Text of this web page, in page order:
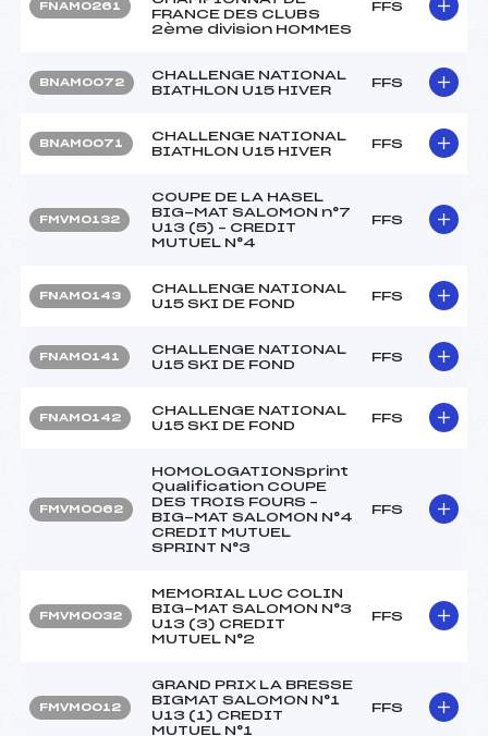
FNAM0261
FRANCE DES CLUBS
2ème division HOMMES
FFS
BNAM0072
CHALLENGE NATIONAL
BIATHLON U15 HIVER
FFS
BNAM0071
CHALLENGE NATIONAL
BIATHLON U15 HIVER
FFS
FMVM0132
COUPE DE LA HASEL
BIG-MAT SALOMON n°7
U13 (5) – CREDIT
MUTUEL N°4
FFS
FNAM0143
CHALLENGE NATIONAL
U15 SKI DE FOND
FFS
FNAM0141
CHALLENGE NATIONAL
U15 SKI DE FOND
FFS
FNAM0142
CHALLENGE NATIONAL
U15 SKI DE FOND
FFS
FMVM0062
HOMOLOGATIONSprint
Qualification COUPE
DES TROIS FOURS –
BIG-MAT SALOMON N°4
CREDIT MUTUEL
SPRINT N°3
FFS
FMVM0032
MEMORIAL LUC COLIN
BIG-MAT SALOMON N°3
U13 (3) CREDIT
MUTUEL N°2
FFS
FMVM0012
GRAND PRIX LA BRESSE
BIGMAT SALOMON N°1
U13 (1) CREDIT
MUTUEL N°1
FFS